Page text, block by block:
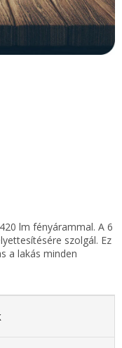
lm fényárammal. A 6
szolgál. Ez
a lakás minden